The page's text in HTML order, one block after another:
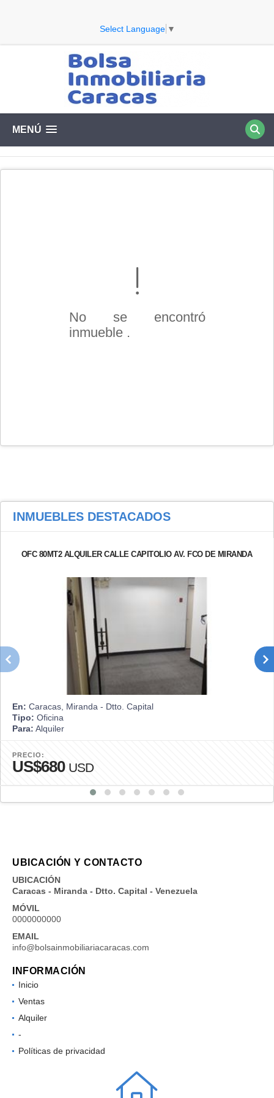
Select Language ▼
MENÚ
No se encontró
inmueble .
INMUEBLES DESTACADOS
OFC 80MT2 ALQUILER CALLE CAPITOLIO AV. FCO DE MIRANDA
En: Caracas, Miranda - Dtto. Capital
Tipo: Oficina
Para: Alquiler
PRECIO:
US$680 USD
UBICACIÓN Y CONTACTO
UBICACIÓN
Caracas - Miranda - Dtto. Capital - Venezuela
MÓVIL
0000000000
EMAIL
info@bolsainmobiliariacaracas.com
INFORMACIÓN
Inicio
Ventas
Alquiler
-
Políticas de privacidad